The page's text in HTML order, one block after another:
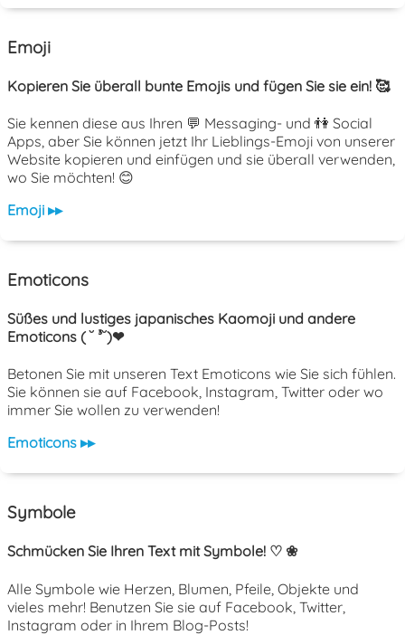
Emoji
Kopieren Sie überall bunte Emojis und fügen Sie sie ein! 🥰
Sie kennen diese aus Ihren 💬 Messaging- und 👫 Social
Apps, aber Sie können jetzt Ihr Lieblings-Emoji von unserer
Website kopieren und einfügen und sie überall verwenden,
wo Sie möchten! 😊
Emoji ▸▸
Emoticons
Süßes und lustiges japanisches Kaomoji und andere
Emoticons ( ˘ ³˘)❤
Betonen Sie mit unseren Text Emoticons wie Sie sich fühlen.
Sie können sie auf Facebook, Instagram, Twitter oder wo
immer Sie wollen zu verwenden!
Emoticons ▸▸
Symbole
Schmücken Sie Ihren Text mit Symbole! ♡ ❀
Alle Symbole wie Herzen, Blumen, Pfeile, Objekte und
vieles mehr! Benutzen Sie sie auf Facebook, Twitter,
Instagram oder in Ihrem Blog-Posts!